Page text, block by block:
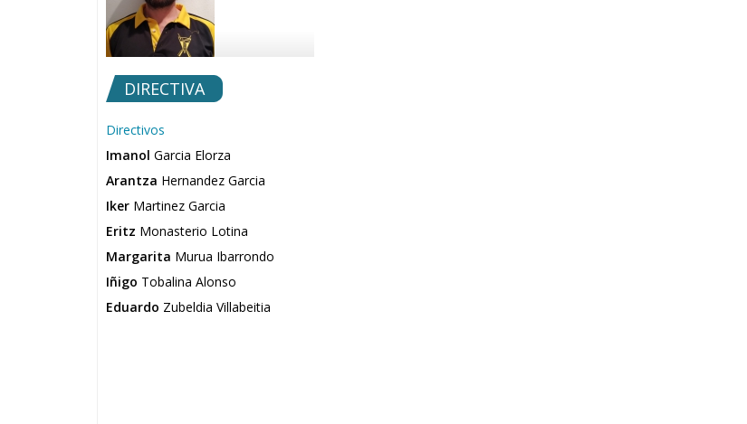
DIRECTIVA
Directivos
Imanol Garcia Elorza
Arantza Hernandez Garcia
Iker Martinez Garcia
Eritz Monasterio Lotina
Margarita Murua Ibarrondo
Iñigo Tobalina Alonso
Eduardo Zubeldia Villabeitia